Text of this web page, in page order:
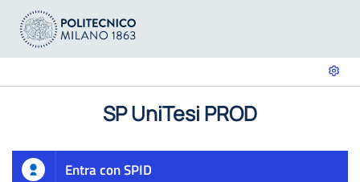
SP UniTesi PROD
Entra con SPID